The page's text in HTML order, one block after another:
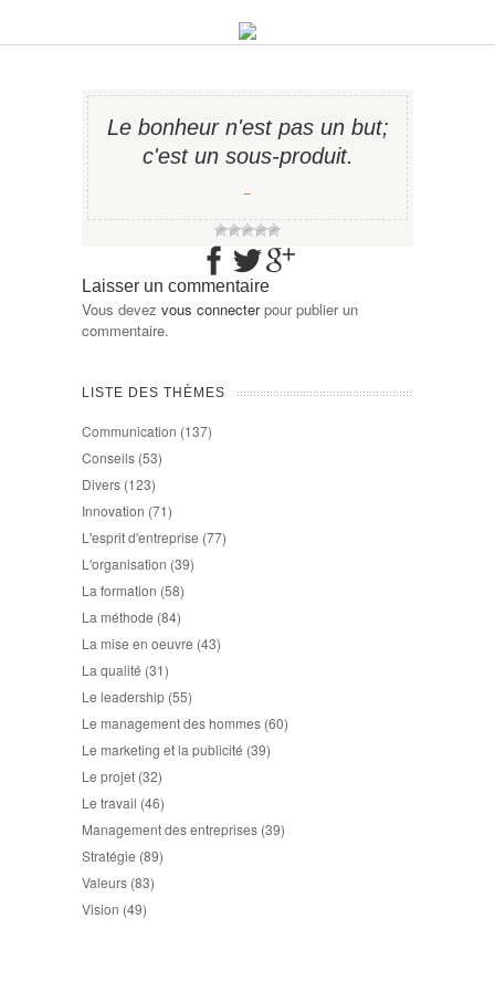
Le bonheur n'est pas un but;
c'est un sous-produit.
−
Laisser un commentaire
Vous devez vous connecterpour publier un
commentaire.
LISTE DES THÈMES
Communication (137)
Conseils (53)
Divers (123)
Innovation (71)
L'esprit d'entreprise (77)
L'organisation (39)
La formation (58)
La méthode (84)
La mise en oeuvre (43)
La qualité (31)
Le leadership (55)
Le management des hommes (60)
Le marketing et la publicité (39)
Le projet (32)
Le travail (46)
Management des entreprises (39)
Stratégie (89)
Valeurs (83)
Vision (49)